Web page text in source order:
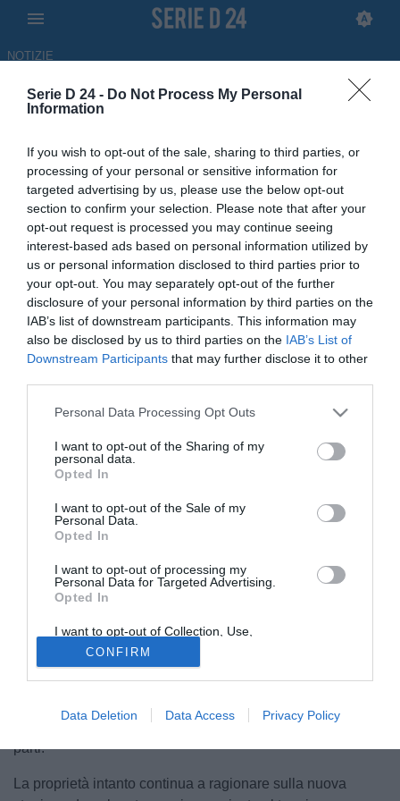
Serie D 24 - Do Not Process My Personal
Information
If you wish to opt-out of the sale, sharing to third parties, or
processing of your personal or sensitive information for
targeted advertising by us, please use the below opt-out
section to confirm your selection. Please note that after your
opt-out request is processed you may continue seeing
interest-based ads based on personal information utilized by
us or personal information disclosed to third parties prior to
your opt-out. You may separately opt-out of the further
disclosure of your personal information by third parties on the
IAB’s list of downstream participants. This information may
also be disclosed by us to third parties on the IAB’s List of
Downstream Participants that may further disclose it to other
Personal Data Processing Opt Outs
I want to opt-out of the Sharing of my
personal data.
Opted In
I want to opt-out of the Sale of my
Personal Data.
Opted In
I want to opt-out of processing my
Personal Data for Targeted Advertising.
Opted In
I want to opt-out of Collection, Use,
Retention, Sale, and/or Sharing of my
Personal Data that Is Unrelated with the
Purposes for which it was collected.
Opted Out
CONFIRM
Data Deletion Data Access Privacy Policy
NOTIZIE
Foggia-Felleca, nessun passo
avanti: ridotta la squalifica
dello Zaccheria
ULTIM'ORA
14.05.2026 19:30 di Rocco Cristarella
In casa rossonera sono ancora diversi i nodi di sciogliere: dal
possibile allargamento della base societaria ai primi ragionamenti
sulla rosa
© foto di Calcio Foggia 1920
Tra Roberto Felleca
rossonero, proprio durante l'ultima risalita dalla
nei giorni scorsi aveva avanzato un'offerta ufficiale al duo
composto da GennaroCasilloe GiuseppeDe Vittoper un
allargamento della base societaria. I dialoghi proseguono,
ma non c'è nessuna certezza su un possibile incontro tra le
parti.
La proprietà intanto continua a ragionare sulla nuova